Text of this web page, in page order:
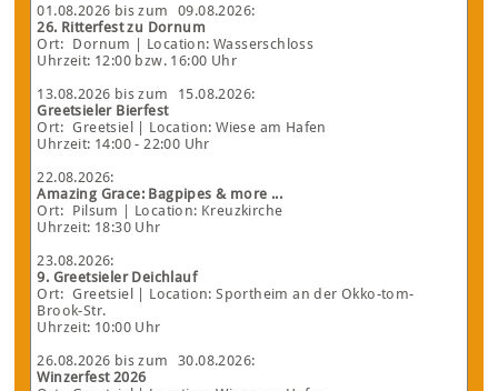
01.08.2026 bis zum 09.08.2026:
26. Ritterfest zu Dornum
Ort: Dornum
| Location: Wasserschloss
Uhrzeit: 12:00 bzw. 16:00 Uhr
13.08.2026 bis zum 15.08.2026:
Greetsieler Bierfest
Ort: Greetsiel
| Location: Wiese am Hafen
Uhrzeit: 14:00 - 22:00 Uhr
22.08.2026:
Amazing Grace: Bagpipes & more ...
Ort: Pilsum
| Location: Kreuzkirche
Uhrzeit: 18:30 Uhr
23.08.2026:
9. Greetsieler Deichlauf
Ort: Greetsiel
| Location: Sportheim an der Okko-tom-
Brook-Str.
Uhrzeit: 10:00 Uhr
26.08.2026 bis zum 30.08.2026:
Winzerfest 2026